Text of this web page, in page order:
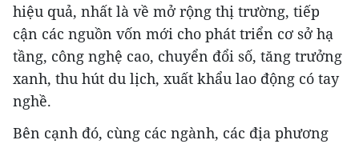
hiệu quả, nhất là về mở rộng thị trường, tiếp
cận các nguồn vốn mới cho phát triển cơ sở hạ
tầng, công nghệ cao, chuyển đổi số, tăng trưởng
xanh, thu hút du lịch, xuất khẩu lao động có tay
nghề.
Bên cạnh đó, cùng các ngành, các địa phương